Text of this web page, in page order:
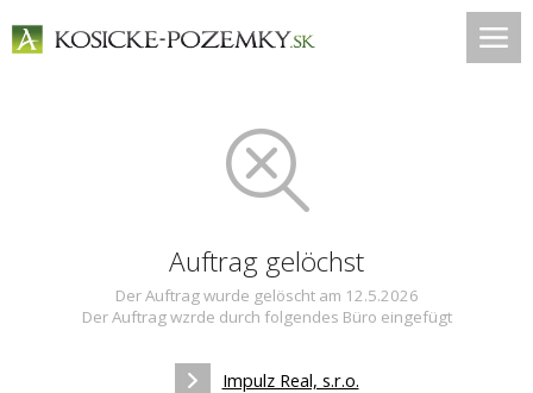
Auftrag gelöchst
Der Auftrag wurde gelöscht am 12.5.2026
Der Auftrag wzrde durch folgendes Büro eingefügt
Impulz Real, s.r.o.